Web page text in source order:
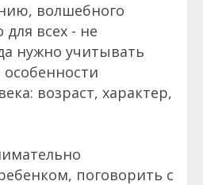
волшебного
для всех - не
нужно учитывать
возраст, характер,
поговорить с